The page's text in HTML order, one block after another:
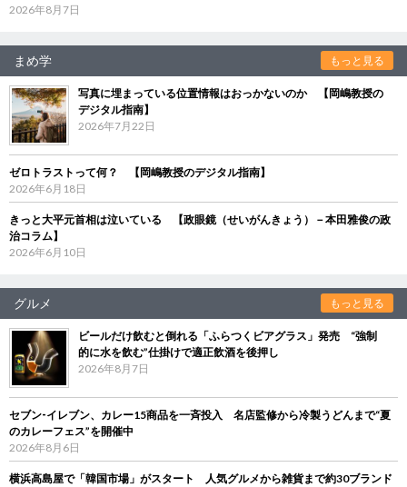
2026年8月7日
まめ学 もっと見る
写真に埋まっている位置情報はおっかないのか 【岡嶋教授の
デジタル指南】
2026年7月22日
ゼロトラストって何？ 【岡嶋教授のデジタル指南】
2026年6月18日
きっと大平元首相は泣いている 【政眼鏡（せいがんきょう）－本田雅俊の政
治コラム】
2026年6月10日
グルメ もっと見る
ビールだけ飲むと倒れる「ふらつくビアグラス」発売 “強制
的に水を飲む”仕掛けで適正飲酒を後押し
2026年8月7日
セブン‐イレブン、カレー15商品を一斉投入 名店監修から冷製うどんまで“夏
のカレーフェス”を開催中
2026年8月6日
横浜高島屋で「韓国市場」がスタート 人気グルメから雑貨まで約30ブランド